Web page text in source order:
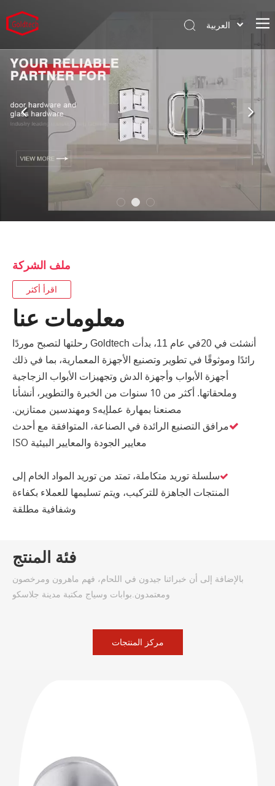
بيت
منتجات
خدمات
شركة
المشاريع
العربية
Español
Português
Deutsch
ملف الشركة
اقرأ أكثر
معلومات عنا
أنشئت في 20
في عام 11، بدأت Goldtech رحلتها لتصبح موردًا
رائدًا وموثوقًا في تطوير وتصنيع الأجهزة المعمارية، بما في ذلك
أجهزة الأبواب وأجهزة الدش وتجهيزات الأبواب الزجاجية
وملحقاتها. أكثر من 10 سنوات من الخبرة
والتطوير، أنشأنا
مصنعنا بمهارة عملإيهs ومهندسين ممتازين.
مرافق التصنيع الرائدة في الصناعة، المتوافقة مع أحدث
معايير الجودة والمعايير البيئية ISO
سلسلة توريد متكاملة، تمتد من توريد المواد الخام إلى
المنتجات الجاهزة للتركيب، ويتم تسليمها للعملاء بكفاءة
وشفافية مطلقة
فئة المنتج
بالإضافة إلى أن خبرائنا جيدون في اللحام، فهم ماهرون ومرخصون
ومعتمدون.بوابات وسياج مكتبة مدينة جلاسكو
مركز المنتجات